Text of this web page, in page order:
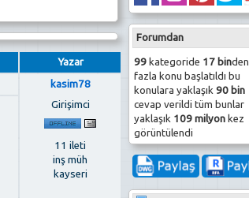
Forumdan
99kategoride 17 binden
fazla konu başlatıldı bu
konulara yaklaşık 90 bin
cevap verildi tüm bunlar
yaklaşık 109 milyonkez
görüntülendi
Yazar
kasim78
Girişimci
11 ileti
inş müh
kayseri